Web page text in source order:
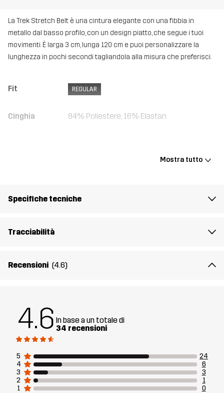
La Trek Stretch Belt è una cintura elegante con una fibbia in
metallo dal basso profilo, con un design piatto, che segue i tuoi
movimenti. È larga 3 cm, lunga 120 cm e puoi personalizzare la
lunghezza in pochi secondi tagliandola alla misura che preferisci.
Fit REGULAR
Cinghia 84% Poliestere, 16% Elastan
Realizzato per MULTIFUNZIONE
articolo
Mostra tutto
Specifiche tecniche
Tracciabilità
Recensioni (4.6)
4.6 In base a un totale di
34 recensioni
5
24
4
6
3
3
2
1
1
0